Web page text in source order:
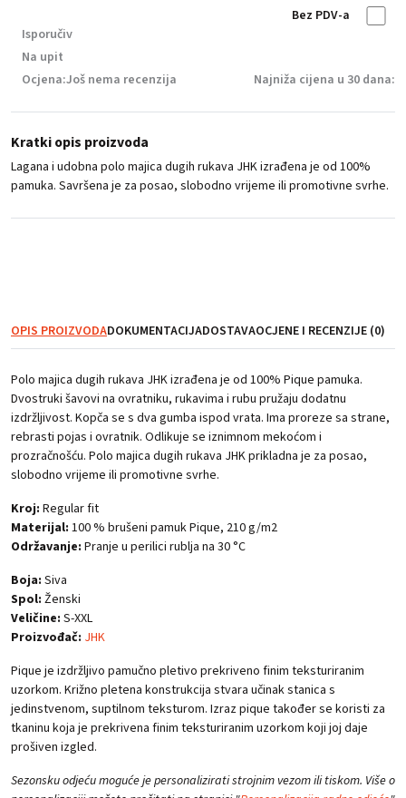
Bez PDV-a
Isporučiv
Na upit
Ocjena:Još nema recenzija Najniža cijena u 30 dana:
Kratki opis proizvoda
Lagana i udobna polo majica dugih rukava JHK izrađena je od 100%
pamuka. Savršena je za posao, slobodno vrijeme ili promotivne svrhe.
OPIS PROIZVODADOKUMENTACIJADOSTAVAOCJENE I RECENZIJE (0)
Polo majica dugih rukava JHK izrađena je od 100% Pique pamuka.
Dvostruki šavovi na ovratniku, rukavima i rubu pružaju dodatnu
izdržljivost. Kopča se s dva gumba ispod vrata. Ima proreze sa strane,
rebrasti pojas i ovratnik. Odlikuje se iznimnom mekoćom i
prozračnošću. Polo majica dugih rukava JHK prikladna je za posao,
slobodno vrijeme ili promotivne svrhe.
Kroj: Regular fit
Materijal: 100 % brušeni pamuk Pique, 210 g/m2
Održavanje: Pranje u perilici rublja na 30 °C
Boja: Siva
Spol: Ženski
Veličine: S-XXL
Proizvođač: JHK
Pique je izdržljivo pamučno pletivo prekriveno finim teksturiranim
uzorkom. Križno pletena konstrukcija stvara učinak stanica s
jedinstvenom, suptilnom teksturom. Izraz pique također se koristi za
tkaninu koja je prekrivena finim teksturiranim uzorkom koji joj daje
prošiven izgled.
Sezonsku odjeću moguće je personalizirati strojnim vezom ili tiskom. Više o